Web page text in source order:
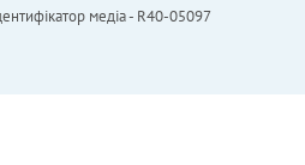
медіа - R40-05097